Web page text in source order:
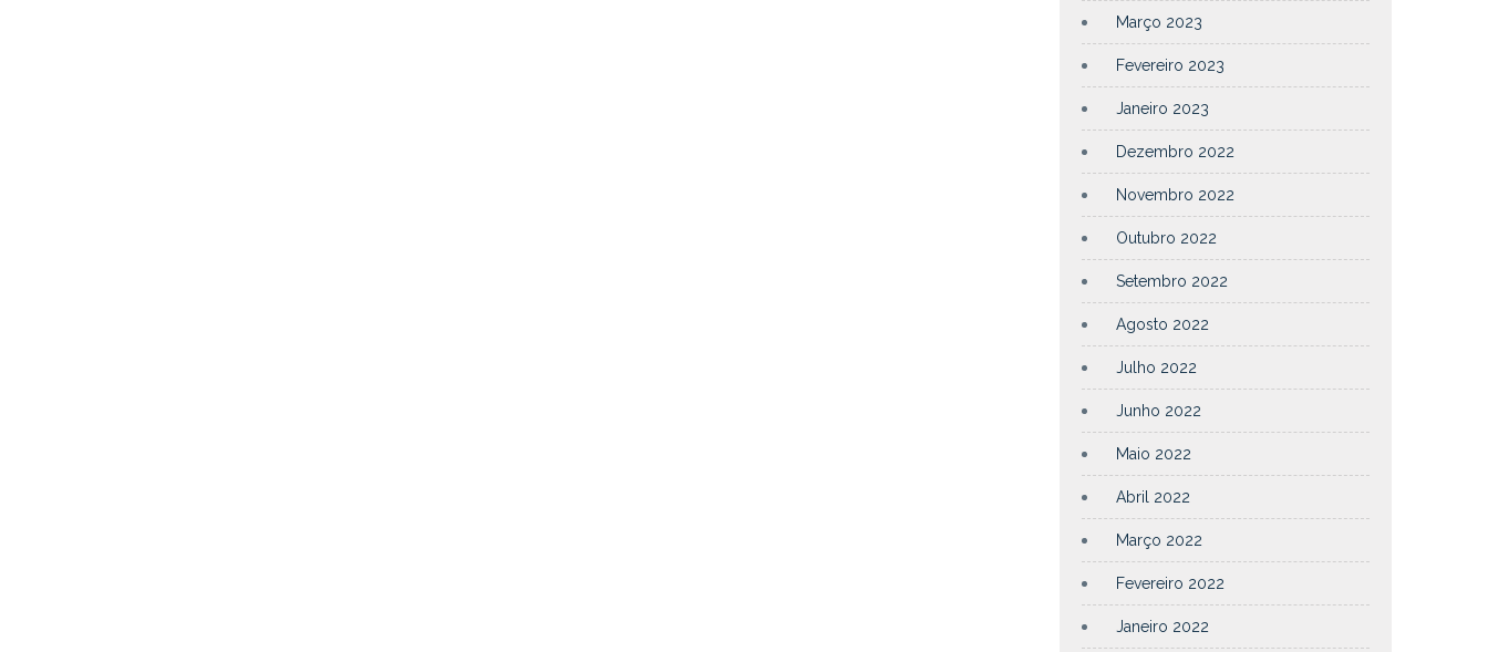
Março 2023
Fevereiro 2023
Janeiro 2023
Dezembro 2022
Novembro 2022
Outubro 2022
Setembro 2022
Agosto 2022
Julho 2022
Junho 2022
Maio 2022
Abril 2022
Março 2022
Fevereiro 2022
Janeiro 2022